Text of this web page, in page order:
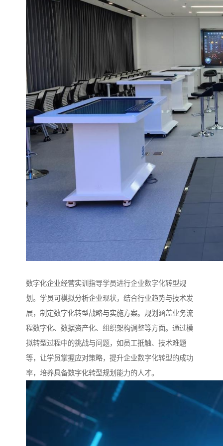
数字化企业经营实训指导学员进行企业数字化转型规
划。学员可模拟分析企业现状，结合行业趋势与技术发
展，制定数字化转型战略与实施方案。规划涵盖业务流
程数字化、数据资产化、组织架构调整等方面。通过模
拟转型过程中的挑战与问题，如员工抵触、技术难题
等，让学员掌握应对策略，提升企业数字化转型的成功
率，培养具备数字化转型规划能力的人才。​